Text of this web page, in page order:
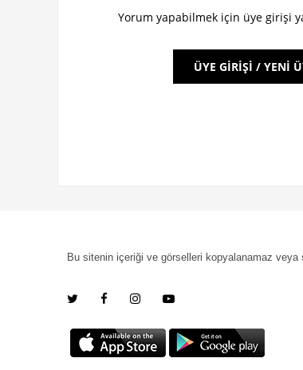
Yorum yapabilmek için üye girişi
ÜYE GİRİŞİ / YENİ
Bu sitenin içeriği ve görselleri kopyalanamaz veya